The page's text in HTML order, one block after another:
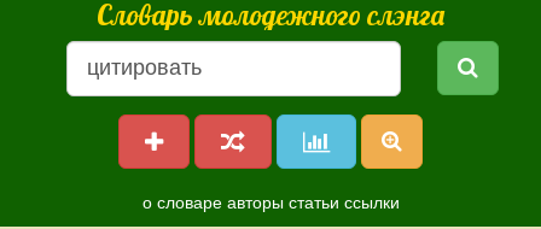
Словарь молодежного слэнга
о словаре авторы статьи ссылки